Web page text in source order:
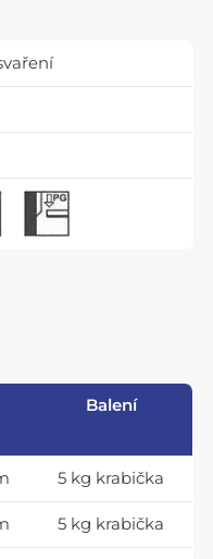
Balení
5 kg krabička
5 kg krabička